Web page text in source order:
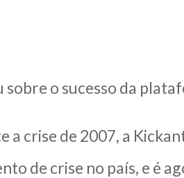
o sucesso da
a crise de 2007, a
de crise no país, e é